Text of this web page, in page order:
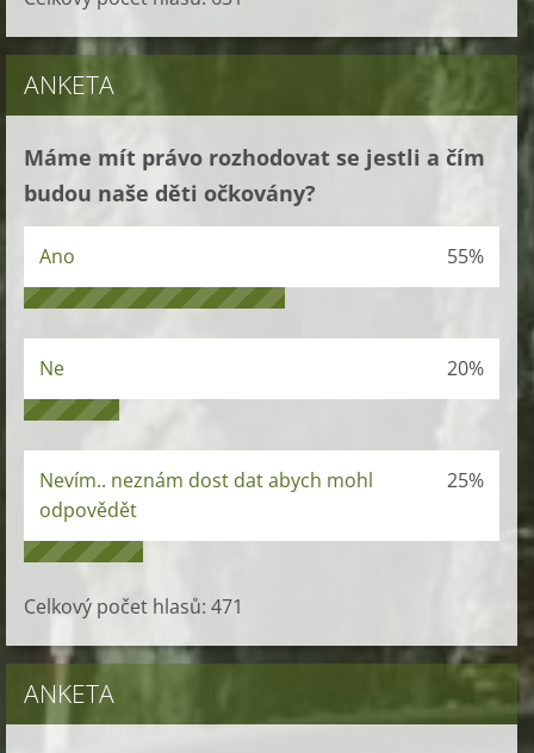
ANKETA
Máme mít právo rozhodovat se jestli a čím
budou naše děti očkovány?
Ano 55%
Ne 20%
Nevím.. neznám dost dat abych mohl
odpovědět
25%
Celkový počet hlasů: 471
ANKETA